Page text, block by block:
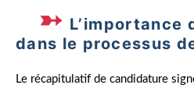
L’importance
dans le processus
Le récapitulatif de candidature